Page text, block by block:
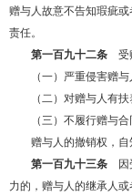
赠与人故意不告知瑕疵
责任。
第一百九十二条 受
（一）严重侵害赠与
（二）对赠与人有扶
（三）不履行赠与合
赠与人的撤销权，自
第一百九十三条
力的，赠与人的继承人